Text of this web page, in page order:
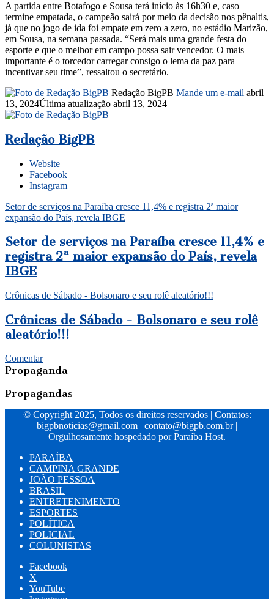
A partida entre Botafogo e Sousa terá início às 16h30 e, caso
termine empatada, o campeão sairá por meio da decisão nos pênaltis,
já que no jogo de ida foi empate em zero a zero, no estádio Marizão,
em Sousa, na semana passada. “Será mais uma grande festa do
esporte e que o melhor em campo possa sair vencedor. O mais
importante é o torcedor carregar consigo o lema da paz para
incentivar seu time”, ressaltou o secretário.
Redação BigPB Mande um e-mail abril
13, 2024Última atualização abril 13, 2024
Redação BigPB
Website
Facebook
Instagram
Setor de serviços na Paraíba cresce 11,4% e registra 2ª maior
expansão do País, revela IBGE
Setor de serviços na Paraíba cresce 11,4% e
registra 2ª maior expansão do País, revela
IBGE
Crônicas de Sábado - Bolsonaro e seu rolê aleatório!!!
Crônicas de Sábado - Bolsonaro e seu rolê
aleatório!!!
Comentar
Propaganda
Propagandas
© Copyright 2025, Todos os direitos reservados | Contatos:
bigpbnoticias@gmail.com
contato@bigpb.com.br
Orgulhosamente hospedado porParaíba Host.
PARAÍBA
CAMPINA GRANDE
JOÃO PESSOA
BRASIL
ENTRETENIMENTO
ESPORTES
POLÍTICA
POLICIAL
COLUNISTAS
Facebook
X
YouTube